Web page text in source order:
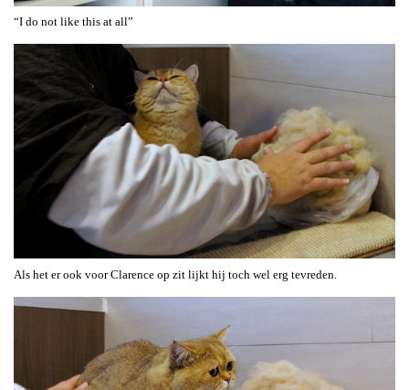
“I do not like this at all”
Als het er ook voor Clarence op zit lijkt hij toch wel erg tevreden.